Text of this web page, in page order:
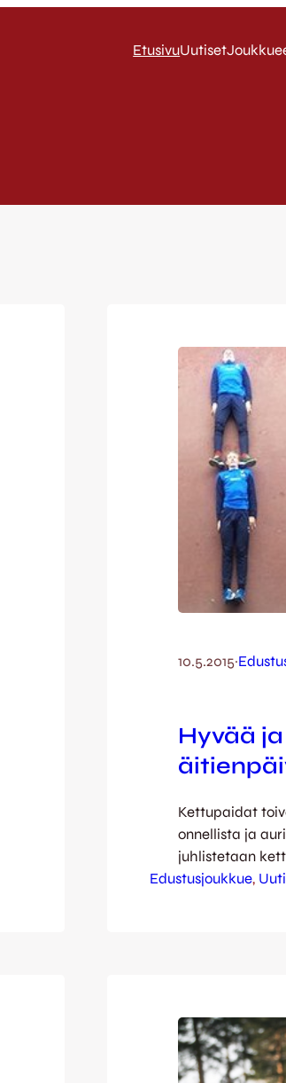
EtusivuUutiset
10.5.2015·
Hyvää
Kettupaidat
onnellista ja
juhlistetaan
vierasottelulla,
Edustusjoukkue,